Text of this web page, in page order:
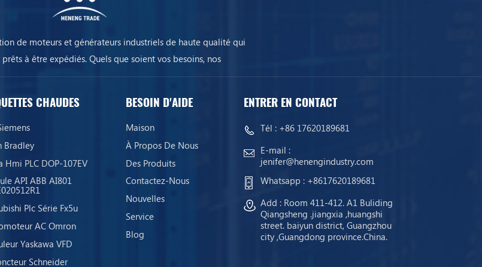
de moteurs et générateurs industriels de haute qualité qui
à être expédiés. Quels que soient vos besoins, nos
assureront la continuité de votre activité.
CHAUDES
Bradley
Hmi PLC DOP-107EV
API ABB AI801
Plc Série Fx5u
AC Omron
Yaskawa VFD
Schneider
BESOIN D'AIDE
Maison
À Propos De Nous
Des Produits
Contactez-Nous
Nouvelles
Service
Blog
ENTRER EN CONTACT
Tél : +86 17620189681
E-mail :
jenifer@henengindustry.com
Whatsapp : +8617620189681
Add : Room 411-412. A1 Buliding
Qiangsheng .jiangxia ,huangshi
street. baiyun district, Guangzhou
city ,Guangdong province.China.